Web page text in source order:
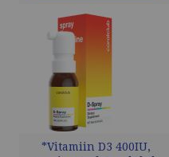
*Vitamiin D3 400IU,